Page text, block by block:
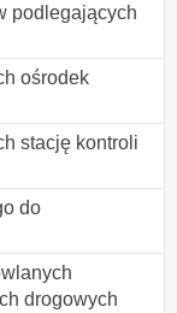
podlegających
ośrodek
stację kontroli
do
drogowych